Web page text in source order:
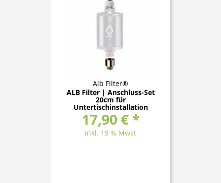
Alb Filter®
ALB Filter | Anschluss-Set
20cm für
Untertischinstallation
17,90 € *
inkl. 19 % Mwst